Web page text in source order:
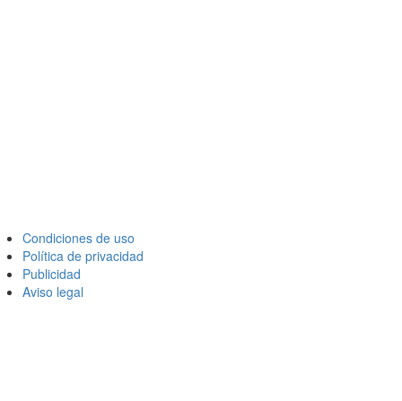
Condiciones de uso
Política de privacidad
Publicidad
Aviso legal